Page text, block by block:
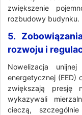
zwiększenie
rozbudowy budynku.
5.
rozwoju i
Nowelizacja
energetycznej (EED)
zwiększają presję
wykazywali
cieczą,